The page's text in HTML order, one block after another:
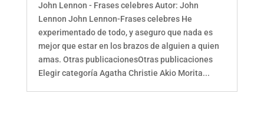
John Lennon - Frases celebres Autor: John
Lennon John Lennon-Frases celebres He
experimentado de todo, y aseguro que nada es
mejor que estar en los brazos de alguien a quien
amas. Otras publicacionesOtras publicaciones
Elegir categoría Agatha Christie Akio Morita...